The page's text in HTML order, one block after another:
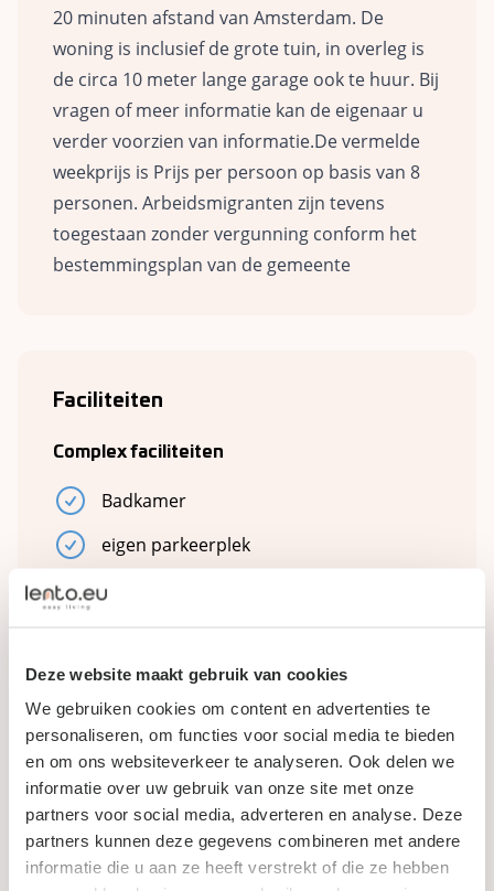
Deze website maakt gebruik van cookies
We gebruiken cookies om content en advertenties te
personaliseren, om functies voor social media te bieden
en om ons websiteverkeer te analyseren. Ook delen we
informatie over uw gebruik van onze site met onze
partners voor social media, adverteren en analyse. Deze
partners kunnen deze gegevens combineren met andere
informatie die u aan ze heeft verstrekt of die ze hebben
20 minuten afstand van Amsterdam. De
woning is inclusief de grote tuin, in overleg is
de circa 10 meter lange garage ook te huur. Bij
vragen of meer informatie kan de eigenaar u
verder voorzien van informatie.De vermelde
weekprijs is Prijs per persoon op basis van 8
personen. Arbeidsmigranten zijn tevens
toegestaan zonder vergunning conform het
bestemmingsplan van de gemeente
Faciliteiten
Complex faciliteiten
Badkamer
eigen parkeerplek
garage
Woonkamer
overkapping
Plumbing
Storage
tuin